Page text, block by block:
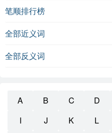
笔顺排行榜
全部近义词
全部反义词
A B C D
I
J K L